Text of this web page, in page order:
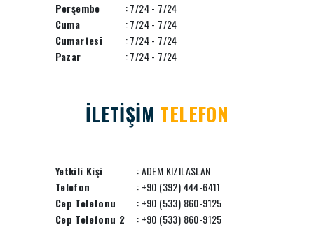
Perşembe
: 7/24 - 7/24
Cuma
: 7/24 - 7/24
Cumartesi
: 7/24 - 7/24
Pazar
: 7/24 - 7/24
İLETİŞİM TELEFON
Yetkili Kişi
: ADEM KIZILASLAN
Telefon
: +90 (392) 444-6411
Cep Telefonu
: +90 (533) 860-9125
Cep Telefonu 2
: +90 (533) 860-9125